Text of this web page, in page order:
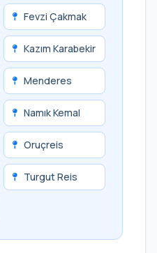
Fevzi Çakmak
Kazım Karabekir
Menderes
Namık Kemal
Oruçreis
Turgut Reis